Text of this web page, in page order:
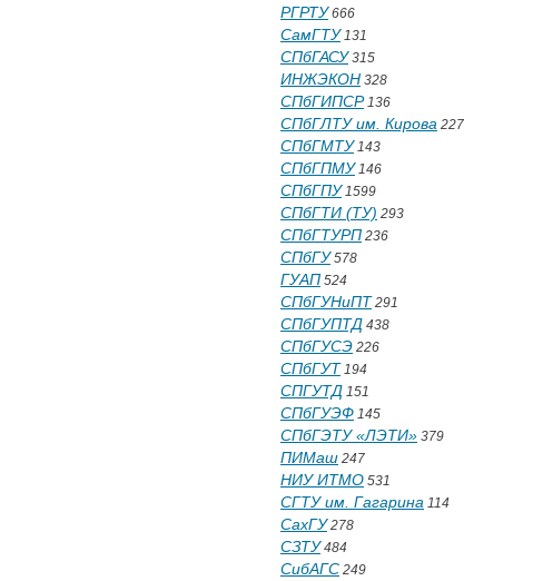
РГРТУ666
СамГТУ131
СПбГАСУ315
ИНЖЭКОН 328
СПбГИПСР136
СПбГЛТУ им. Кирова 227
СПбГМТУ143
СПбГПМУ146
СПбГПУ1599
СПбГТИ (ТУ) 293
СПбГТУРП 236
СПбГУ578
ГУАП 524
СПбГУНиПТ 291
СПбГУПТД 438
СПбГУСЭ 226
СПбГУТ 194
СПГУТД 151
СПбГУЭФ 145
СПбГЭТУ «ЛЭТИ» 379
ПИМаш 247
НИУ ИТМО 531
СГТУ им. Гагарина 114
СахГУ278
СЗТУ484
СибАГС 249